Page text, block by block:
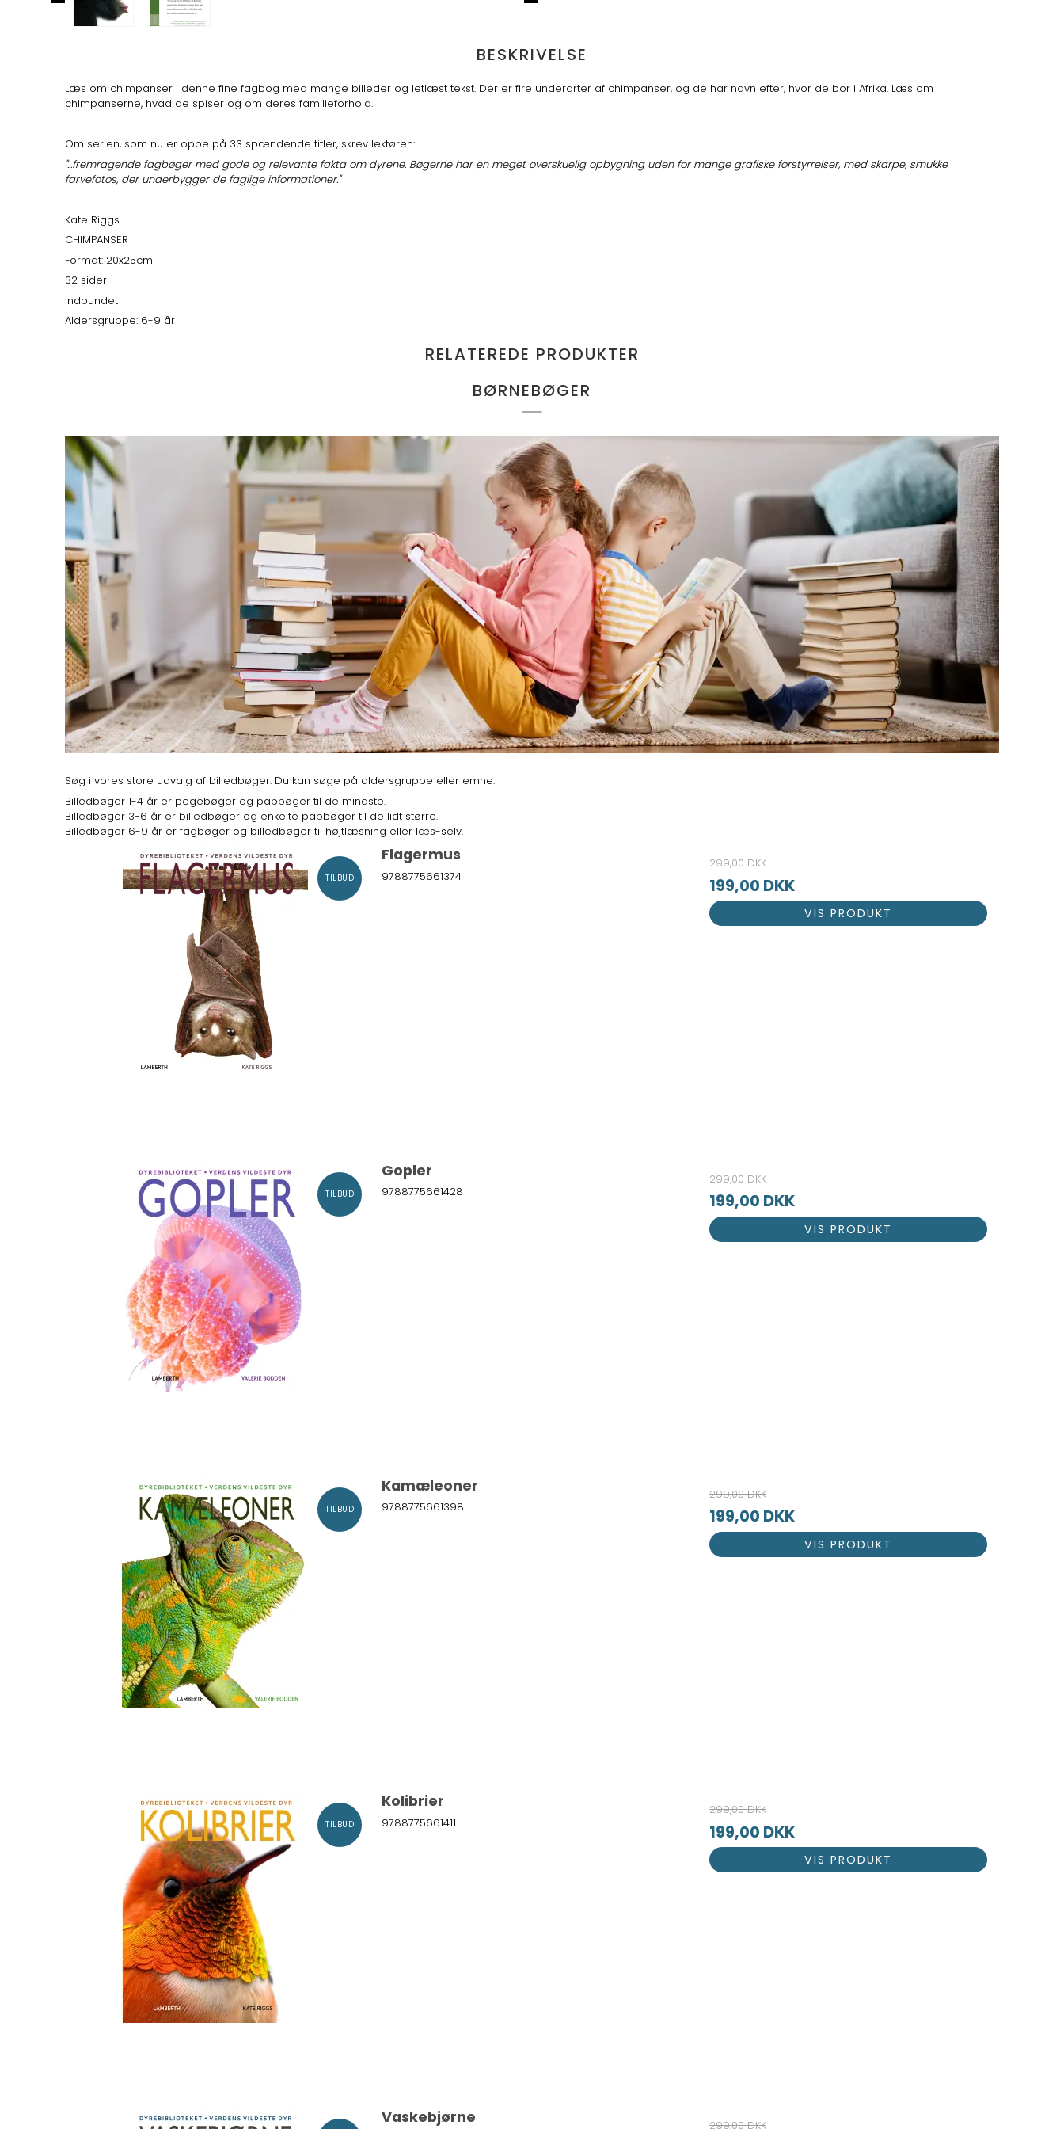
BESKRIVELSE
Læs om chimpanser i denne fine fagbog med mange billeder og letlæst tekst. Der er fire underarter af chimpanser, og de har navn efter, hvor de bor i Afrika. Læs om
chimpanserne, hvad de spiser og om deres familieforhold.
Om serien, som nu er oppe på 33 spændende titler, skrev lektøren:
"...fremragende fagbøger med gode og relevante fakta om dyrene. Bøgerne har en meget overskuelig opbygning uden for mange grafiske forstyrrelser, med skarpe, smukke
farvefotos, der underbygger de faglige informationer."
Kate Riggs
CHIMPANSER
Format: 20x25cm
32 sider
Indbundet
Aldersgruppe: 6-9 år
RELATEREDE PRODUKTER
BØRNEBØGER
Søg i vores store udvalg af billedbøger. Du kan søge på aldersgruppe eller emne.
Billedbøger 1-4 år er pegebøger og papbøger til de mindste.
Billedbøger 3-6 år er billedbøger og enkelte papbøger til de lidt større.
Billedbøger 6-9 år er fagbøger og billedbøger til højtlæsning eller læs-selv.
TILBUD
Flagermus
9788775661374
299,00 DKK
199,00 DKK
VIS PRODUKT
TILBUD
Gopler
9788775661428
299,00 DKK
199,00 DKK
VIS PRODUKT
TILBUD
Kamæleoner
9788775661398
299,00 DKK
199,00 DKK
VIS PRODUKT
TILBUD
Kolibrier
9788775661411
299,00 DKK
199,00 DKK
VIS PRODUKT
Vaskebjørne 299,00 DKK